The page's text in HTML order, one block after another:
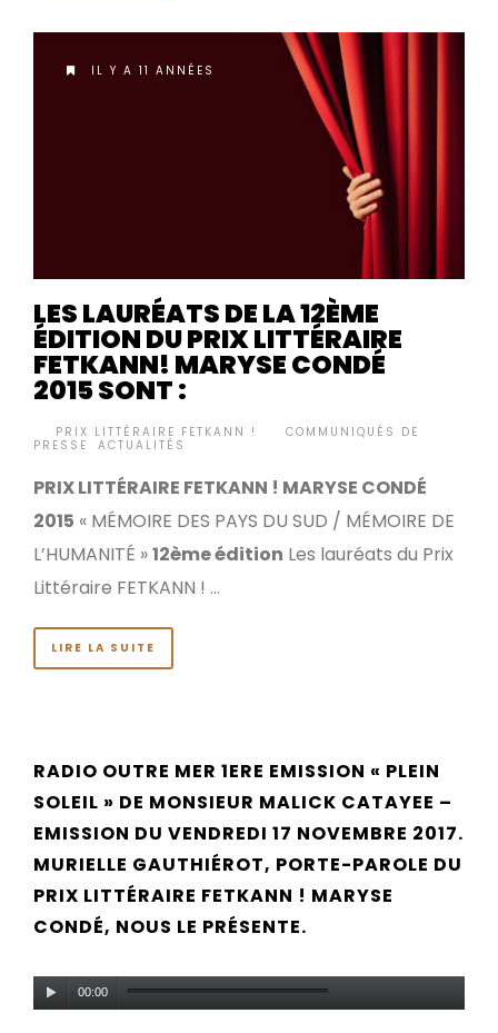
IL Y A 11 ANNÉES
LES LAURÉATS DE LA 12ÈME
ÉDITION DU PRIX LITTÉRAIRE
FETKANN! MARYSE CONDÉ
2015 SONT :
PRIX LITTÉRAIRE FETKANN !
COMMUNIQUÉS DE
PRESSE
ACTUALITÉS
PRIX LITTÉRAIRE FETKANN ! MARYSE CONDÉ
2015 « MÉMOIRE DES PAYS DU SUD / MÉMOIRE DE
L’HUMANITÉ »12ème édition Les lauréats du Prix
Littéraire FETKANN ! …
LIRE LA SUITE
RADIO OUTRE MER 1ERE EMISSION « PLEIN
SOLEIL » DE MONSIEUR MALICK CATAYEE –
EMISSION DU VENDREDI 17 NOVEMBRE 2017.
MURIELLE GAUTHIÉROT, PORTE-PAROLE DU
PRIX LITTÉRAIRE FETKANN ! MARYSE
CONDÉ, NOUS LE PRÉSENTE.
Lecteur00:00